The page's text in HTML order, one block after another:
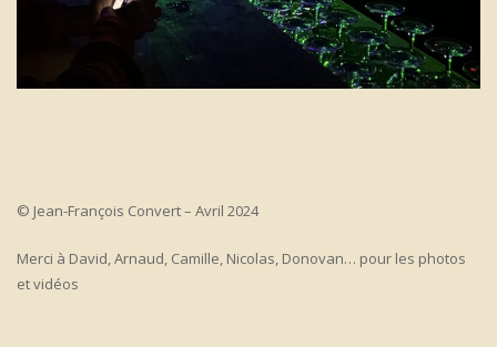
© Jean-François Convert – Avril 2024
Merci à David, Arnaud, Camille, Nicolas, Donovan… pour les photos
et vidéos